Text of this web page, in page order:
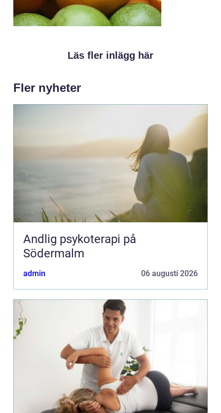
Läs fler inlägg här
Fler nyheter
Andlig psykoterapi på
Södermalm
admin 06 augusti 2026